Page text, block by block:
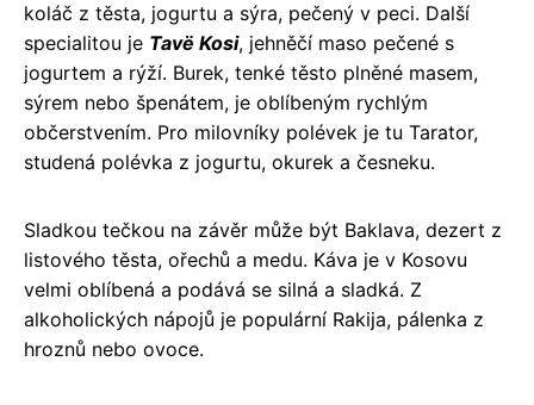
koláč z těsta, jogurtu a sýra, pečený v peci. Další
specialitou je Tavë Kosi, jehněčí maso pečené s
jogurtem a rýží. Burek, tenké těsto plněné masem,
sýrem nebo špenátem, je oblíbeným rychlým
občerstvením. Pro milovníky polévek je tu Tarator,
studená polévka z jogurtu, okurek a česneku.
Sladkou tečkou na závěr může být Baklava, dezert z
listového těsta, ořechů a medu. Káva je v Kosovu
velmi oblíbená a podává se silná a sladká. Z
alkoholických nápojů je populární Rakija, pálenka z
hroznů nebo ovoce.